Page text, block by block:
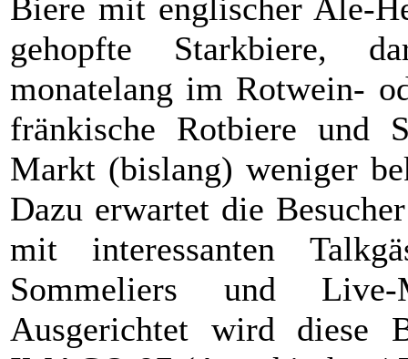
Biere mit englischer Ale-
gehopfte Starkbiere,
monatelang im Rotwein-
fränkische Rotbiere und
Markt (bislang) weniger
Dazu erwartet die
mit interessanten
Sommeliers und
Ausgerichtet wird diese